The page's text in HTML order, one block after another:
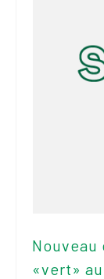
Nouveau
«vert»